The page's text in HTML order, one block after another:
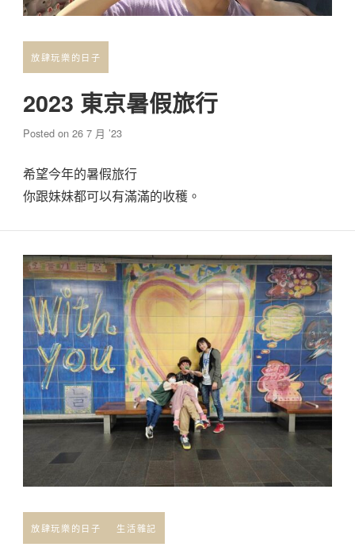
放肆玩樂的日子
2023 東京暑假旅行
Posted on26 7 月 ’23
希望今年的暑假旅行
你跟妹妹都可以有滿滿的收穫。
放肆玩樂的日子 生活雜記